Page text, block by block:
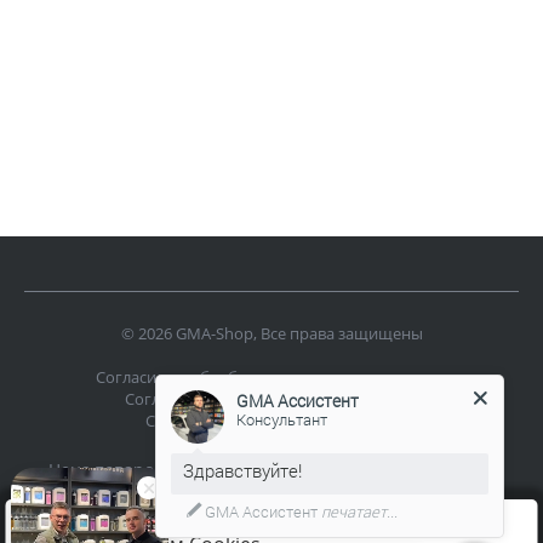
© 2026 GMA-Shop, Все права защищены
Согласие на обработку персональных данных
Согласие на обработку файлов cookies
Согласие на получение рассылки
Цена товаров, указанная на сайте интернет-магазин
применительно к каждому из их видов, не является
публичной офертой
GMA Ассистент
Консультант
GMA Ассистент печатает...